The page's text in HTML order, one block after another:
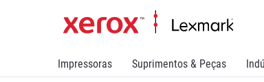
Impressoras Suprimentos & Peças